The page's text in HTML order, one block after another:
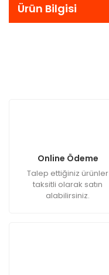
Ürün Bilgisi
Online Ödeme
Talep ettiğiniz ürünler
taksitli olarak satın
alabilirsiniz.